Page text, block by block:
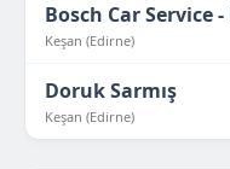
Bosch Car Service
Keşan (Edirne)
Doruk Sarmış
Keşan (Edirne)